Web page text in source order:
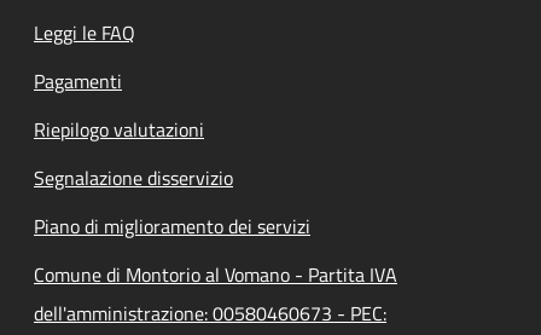
Leggi le FAQ
Pagamenti
Riepilogo valutazioni
Segnalazione disservizio
Piano di miglioramento dei servizi
Comune di Montorio al Vomano - Partita IVA
dell'amministrazione: 00580460673 - PEC: